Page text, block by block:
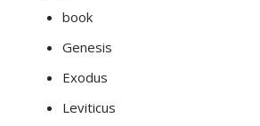
book
Genesis
Exodus
Leviticus